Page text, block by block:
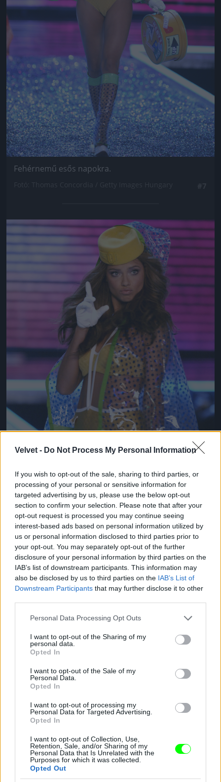
Velvet - Do Not Process My Personal Information
If you wish to opt-out of the sale, sharing to third parties, or
processing of your personal or sensitive information for
targeted advertising by us, please use the below opt-out
section to confirm your selection. Please note that after your
opt-out request is processed you may continue seeing
interest-based ads based on personal information utilized by
us or personal information disclosed to third parties prior to
your opt-out. You may separately opt-out of the further
disclosure of your personal information by third parties on the
IAB’s list of downstream participants. This information may
also be disclosed by us to third parties on the IAB’s List of
Downstream Participants that may further disclose it to other
Please note that this website/app uses one or more Google
not limited to your visit or usage behaviour. You may click to
grant or deny consent to Google and its third-party tags to
use your data for below specified purposes in below Google
consent section.
Personal Data Processing Opt Outs
I want to opt-out of the Sharing of my
personal data.
Opted In
I want to opt-out of the Sale of my
Personal Data.
Opted In
I want to opt-out of processing my
Personal Data for Targeted Advertising.
Opted In
I want to opt-out of Collection, Use,
Retention, Sale, and/or Sharing of my
Personal Data that Is Unrelated with the
Purposes for which it was collected.
Opted Out
Fehérnemű esős napokra.
Jön még kép!
Borzasztóan emlékeztet itt Miranda Kerre, nem?
Fotó: Arun Nevader / Getty Images Hungary #8
Jön még kép!